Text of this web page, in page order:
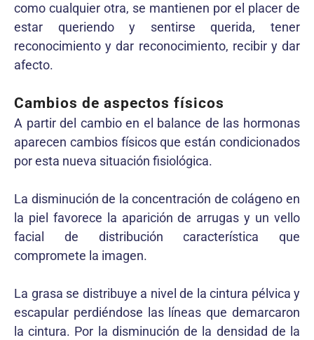
como cualquier otra, se mantienen por el placer de
estar queriendo y sentirse querida, tener
reconocimiento y dar reconocimiento, recibir y dar
afecto.
Cambios de aspectos físicos
A partir del cambio en el balance de las hormonas
aparecen cambios físicos que están condicionados
por esta nueva situación fisiológica.
La disminución de la concentración de colágeno en
la piel favorece la aparición de arrugas y un vello
facial de distribución característica que
compromete la imagen.
La grasa se distribuye a nivel de la cintura pélvica y
escapular perdiéndose las líneas que demarcaron
la cintura. Por la disminución de la densidad de la